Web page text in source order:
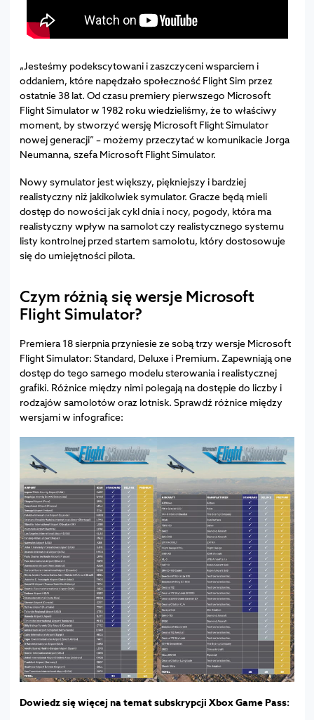
„Jesteśmy podekscytowani i zaszczyceni wsparciem i
oddaniem, które napędzało społeczność Flight Sim przez
ostatnie 38 lat. Od czasu premiery pierwszego Microsoft
Flight Simulator w 1982 roku wiedzieliśmy, że to właściwy
moment, by stworzyć wersję Microsoft Flight Simulator
nowej generacji” – możemy przeczytać w komunikacie Jorga
Neumanna, szefa Microsoft Flight Simulator.
Nowy symulator jest większy, piękniejszy i bardziej
realistyczny niż jakikolwiek symulator. Gracze będą mieli
dostęp do nowości jak cykl dnia i nocy, pogody, która ma
realistyczny wpływ na samolot czy realistycznego systemu
listy kontrolnej przed startem samolotu, który dostosowuje
się do umiejętności pilota.
Czym różnią się wersje Microsoft
Flight Simulator?
Premiera 18 sierpnia przyniesie ze sobą trzy wersje Microsoft
Flight Simulator: Standard, Deluxe i Premium. Zapewniają one
dostęp do tego samego modelu sterowania i realistycznej
grafiki. Różnice między nimi polegają na dostępie do liczby i
rodzajów samolotów oraz lotnisk. Sprawdź różnice między
wersjami w infografice:
Dowiedz się więcej na temat subskrypcji Xbox Game Pass: